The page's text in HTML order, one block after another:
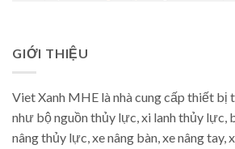
GIỚI THIỆU
Viet Xanh MHE là nhà cung cấp thiết bị
như bộ nguồn thủy lực, xi lanh thủy lực,
nâng thủy lực, xe nâng bàn, xe nâng tay,